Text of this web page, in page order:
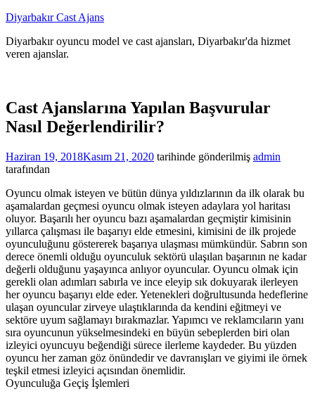
İçeriğe
Diyarbakır Cast Ajans
Diyarbakır oyuncu model ve cast ajansları, Diyarbakır'da hizmet
veren ajanslar.
Cast Ajanslarına Yapılan Başvurular
Nasıl Değerlendirilir?
Haziran 19, 2018Kasım 21, 2020 tarihinde gönderilmiş admin
tarafından
Oyuncu olmak isteyen ve bütün dünya yıldızlarının da ilk olarak bu
aşamalardan geçmesi oyuncu olmak isteyen adaylara yol haritası
oluyor. Başarılı her oyuncu bazı aşamalardan geçmiştir kimisinin
yıllarca çalışması ile başarıyı elde etmesini, kimisini de ilk projede
oyunculuğunu göstererek başarıya ulaşması mümkündür. Sabrın son
derece önemli olduğu oyunculuk sektörü ulaşılan başarının ne kadar
değerli olduğunu yaşayınca anlıyor oyuncular. Oyuncu olmak için
gerekli olan adımları sabırla ve ince eleyip sık dokuyarak ilerleyen
her oyuncu başarıyı elde eder. Yetenekleri doğrultusunda hedeflerine
ulaşan oyuncular zirveye ulaştıklarında da kendini eğitmeyi ve
sektöre uyum sağlamayı bırakmazlar. Yapımcı ve reklamcıların yanı
sıra oyuncunun yükselmesindeki en büyün sebeplerden biri olan
izleyici oyuncuyu beğendiği sürece ilerleme kaydeder. Bu yüzden
oyuncu her zaman göz önündedir ve davranışları ve giyimi ile örnek
teşkil etmesi izleyici açısından önemlidir.
Oyunculuğa Geçiş İşlemleri